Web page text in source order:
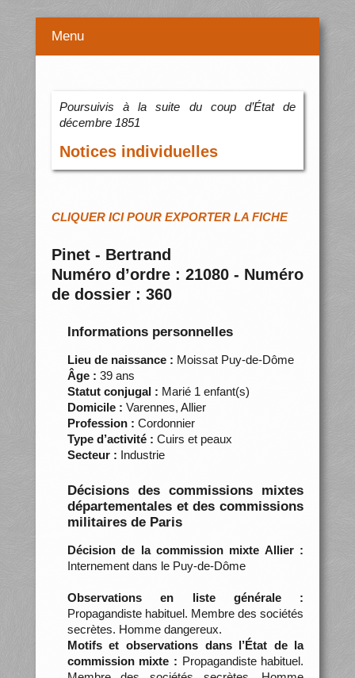
Menu
Poursuivis à la suite du coup d’État de
décembre 1851
Notices individuelles
CLIQUER ICI POUR EXPORTER LA FICHE
Pinet - Bertrand
Numéro d’ordre : 21080 - Numéro
de dossier : 360
Informations personnelles
Lieu de naissance : Moissat Puy-de-Dôme
Âge : 39 ans
Statut conjugal : Marié 1 enfant(s)
Domicile : Varennes, Allier
Profession : Cordonnier
Type d’activité : Cuirs et peaux
Secteur : Industrie
Décisions des commissions mixtes
départementales et des commissions
militaires de Paris
Décision de la commission mixte Allier :
Internement dans le Puy-de-Dôme
Observations en liste générale :
Propagandiste habituel. Membre des sociétés
secrètes. Homme dangereux.
Motifs et observations dans l’État de la
commission mixte : Propagandiste habituel.